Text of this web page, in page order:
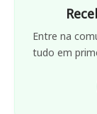
Entre na
tudo em